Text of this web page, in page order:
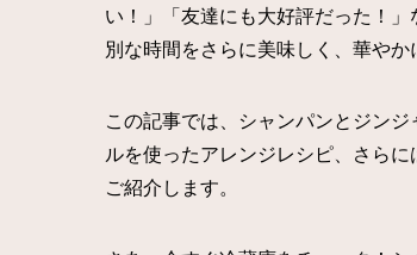
い！」「友達にも大好評だった！
別な時間をさらに美味しく、華やか
この記事では、シャンパンとジン
ルを使ったアレンジレシピ、さら
ご紹介します。